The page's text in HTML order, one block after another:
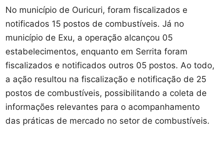
No município de Ouricuri, foram fiscalizados e
notificados 15 postos de combustíveis. Já no
município de Exu, a operação alcançou 05
estabelecimentos, enquanto em Serrita foram
fiscalizados e notificados outros 05 postos. Ao todo,
a ação resultou na fiscalização e notificação de 25
postos de combustíveis, possibilitando a coleta de
informações relevantes para o acompanhamento
das práticas de mercado no setor de combustíveis.